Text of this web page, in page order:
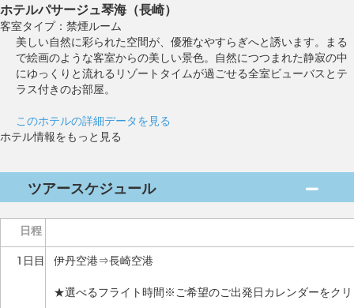
ホテルパサージュ琴海（長崎）
客室タイプ：禁煙ルーム
美しい自然に彩られた空間が、優雅なやすらぎへと誘います。まる
で絵画のような客室からの美しい景色。自然につつまれた静寂の中
にゆっくりと流れるリゾートタイムが過ごせる全室ビューバスとテ
ラス付きのお部屋。
このホテルの詳細データを見る
ホテル情報をもっと見る
ツアースケジュール
日程
1日目
伊丹空港⇒長崎空港
★選べるフライト時間※ご希望のご出発日カレンダーをク